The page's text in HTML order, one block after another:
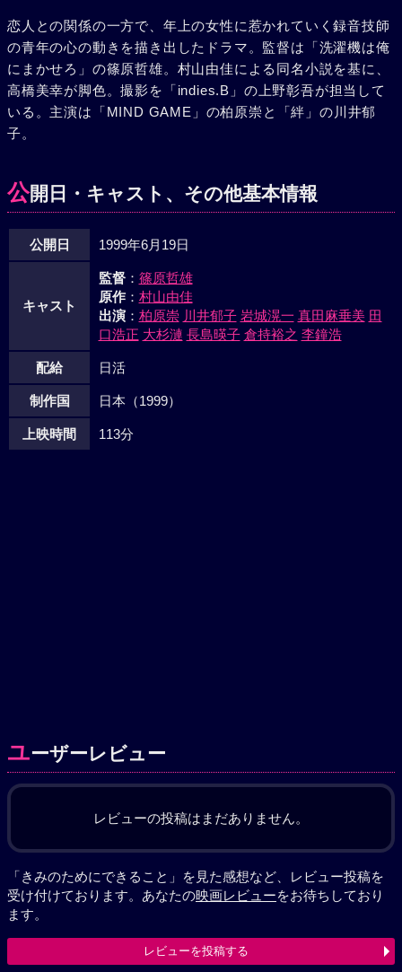
は耀子に木島の個展に行くのを誘われる。だが、そこには木
島の妻・美佐がいた。木島と美佐の愛情関係を目の当たりに
してショックを受ける耀子。そんな彼女を会場から連れ出し
た俊太郎は、家まで送ってやると、彼女が眠りにつくまで側
にいてやるのだった。それが俊太郎に出来る耀子への優しさ
だと思ったから。そして翌日、俊太郎は日奈子の家を訪ね、
恋人との関係の一方で、年上の女性に惹かれていく録音技師
の青年の心の動きを描き出したドラマ。監督は「洗濯機は俺
にまかせろ」の篠原哲雄。村山由佳による同名小説を基に、
高橋美幸が脚色。撮影を「indies.B」の上野彰吾が担当して
いる。主演は「MIND GAME」の柏原崇と「絆」の川井郁
子。
公開日・キャスト、その他基本情報
公開日 1999年6月19日
キャスト
監督： 篠原哲雄
原作： 村山由佳
出演： 柏原崇 川井郁子 岩城滉一 真田麻垂美 田
口浩正 大杉漣 長島暎子 倉持裕之 李鐘浩
配給 日活
制作国 日本（1999）
上映時間 113分
ユーザーレビュー
レビューの投稿はまだありません。
「きみのためにできること」を見た感想など、レビュー投稿を
受け付けております。あなたの映画レビューをお待ちしており
ます。
レビューを投稿する